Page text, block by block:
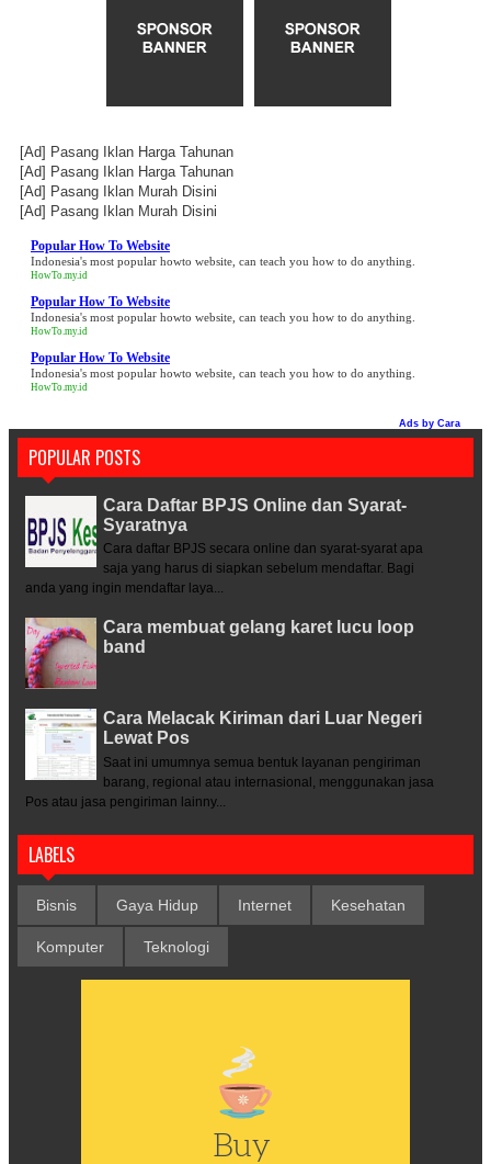
[Ad] Pasang Iklan Harga Tahunan
[Ad] Pasang Iklan Harga Tahunan
[Ad] Pasang Iklan Murah Disini
[Ad] Pasang Iklan Murah Disini
Popular How To Website
Indonesia's most popular howto website, can teach you how to do anything.
HowTo.my.id
Popular How To Website
Indonesia's most popular howto website, can teach you how to do anything.
HowTo.my.id
Popular How To Website
Indonesia's most popular howto website, can teach you how to do anything.
HowTo.my.id
Ads by Cara
POPULAR POSTS
Cara Daftar BPJS Online dan Syarat-
Syaratnya
Cara daftar BPJS secara online dan syarat-syarat apa
saja yang harus di siapkan sebelum mendaftar. Bagi
anda yang ingin mendaftar laya...
Cara membuat gelang karet lucu loop
band
Cara Melacak Kiriman dari Luar Negeri
Lewat Pos
Saat ini umumnya semua bentuk layanan pengiriman
barang, regional atau internasional, menggunakan jasa
Pos atau jasa pengiriman lainny...
LABELS
Bisnis Gaya Hidup Internet Kesehatan
Komputer Teknologi